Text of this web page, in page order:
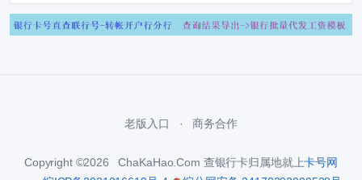
老版入口 商务合作
Copyright ©2026 ChaKaHao.Com 查银行卡归属地就上卡号网